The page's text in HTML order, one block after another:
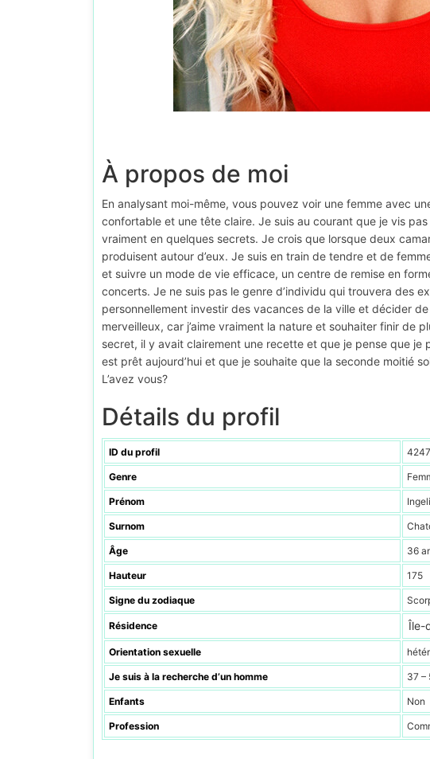
À propos de moi
En analysant moi-même, vous pouvez voir une femme avec
confortable et une tête claire. Je suis au courant que je vis
vraiment en quelques secrets. Je crois que lorsque deux
produisent autour d’eux. Je suis en train de tendre et de
et suivre un mode de vie efficace, un centre de remise en
concerts. Je ne suis pas le genre d’individu qui trouvera des
personnellement investir des vacances de la ville et décider
merveilleux, car j’aime vraiment la nature et souhaiter finir de
secret, il y avait clairement une recette et que je pense que je
est prêt aujourd’hui et que je souhaite que la seconde moitié
L’avez vous?
Détails du profil
ID du profil
Genre
Prénom
Surnom
Âge 36
Hauteur 175
Signe du zodiaque
Résidence Île-
Orientation sexuelle
Je suis à la recherche d’un homme 37 –
Enfants Non
Profession